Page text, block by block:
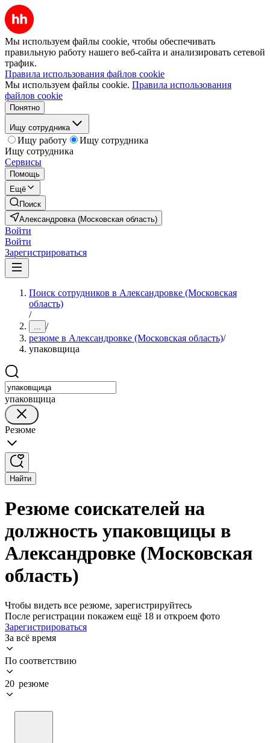
Мы используем файлы cookie, чтобы обеспечивать
правильную работу нашего веб-сайта и анализировать сетевой
трафик.
Правила использования файлов cookie
Мы используем файлы cookie. Правила использования
файлов cookie
Понятно
Ищу сотрудника
Ищу работу
Ищу сотрудника
Ищу сотрудника
Сервисы
Помощь
Ещё
Поиск
Александровка (Московская область)
Войти
Войти
Зарегистрироваться
Поиск сотрудников в Александровке (Московская
область)
/
... /
резюме в Александровке (Московская область)/
упаковщица
упаковщица
Резюме
Найти
Резюме соискателей на
должность упаковщицы в
Александровке (Московская
область)
Чтобы видеть все резюме, зарегистрируйтесь
После регистрации покажем ещё 18 и откроем фото
Зарегистрироваться
За всё время
По соответствию
20 резюме